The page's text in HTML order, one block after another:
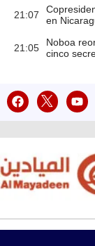
21:07
en
21:05
Noboa
cinco